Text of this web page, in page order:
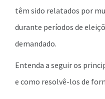
têm sido relatados por
durante períodos de
demandado.
Entenda a seguir os
e como resolvê-los de